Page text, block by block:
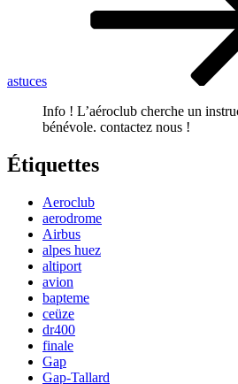
astuces
Info ! L’aéroclub cherche un
bénévole. contactez nous !
Étiquettes
Aeroclub
aerodrome
Airbus
alpes huez
altiport
avion
bapteme
ceüze
dr400
finale
Gap
Gap-Tallard